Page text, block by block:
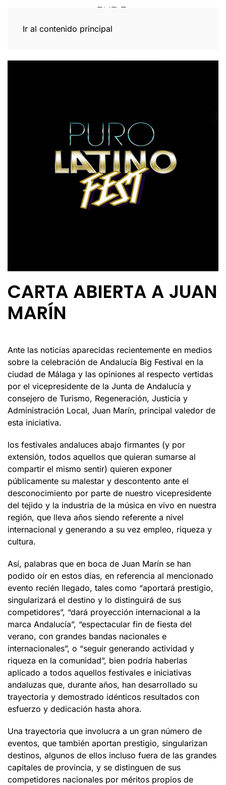
Ir al contenido principal
CARTA ABIERTA A JUAN
MARÍN
Ante las noticias aparecidas recientemente en medios
sobre la celebración de Andalucía Big Festival en la
ciudad de Málaga y las opiniones al respecto vertidas
por el vicepresidente de la Junta de Andalucía y
consejero de Turismo, Regeneración, Justicia y
Administración Local, Juan Marín, principal valedor de
esta iniciativa.
los festivales andaluces abajo firmantes (y por
extensión, todos aquellos que quieran sumarse al
compartir el mismo sentir) quieren exponer
públicamente su malestar y descontento ante el
desconocimiento por parte de nuestro vicepresidente
del tejido y la industria de la música en vivo en nuestra
región, que lleva años siendo referente a nivel
internacional y generando a su vez empleo, riqueza y
cultura.
Así, palabras que en boca de Juan Marín se han
podido oír en estos días, en referencia al mencionado
evento recién llegado, tales como “aportará prestigio,
singularizará el destino y lo distinguirá de sus
competidores”, “dará proyección internacional a la
marca Andalucía”, “espectacular fin de fiesta del
verano, con grandes bandas nacionales e
internacionales”, o “seguir generando actividad y
riqueza en la comunidad”, bien podría haberlas
aplicado a todos aquellos festivales e iniciativas
andaluzas que, durante años, han desarrollado su
trayectoria y demostrado idénticos resultados con
esfuerzo y dedicación hasta ahora.
Una trayectoria que involucra a un gran número de
eventos, que también aportan prestigio, singularizan
destinos, algunos de ellos incluso fuera de las grandes
capitales de provincia, y se distinguen de sus
competidores nacionales por méritos propios de